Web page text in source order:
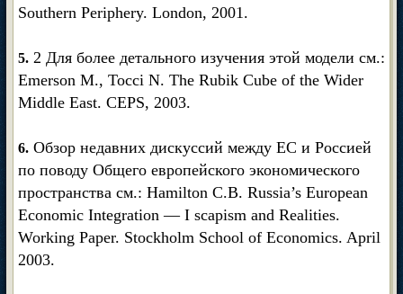
Southern Periphery. London, 2001.
5. 2 Для более детального изучения этой модели см.:
Emerson М., Tocci N. The Rubik Cube of the Wider
Middle East. CEPS, 2003.
6. Обзор недавних дискуссий между ЕС и Россией
по поводу Общего европейского экономического
пространства см.: Hamilton С.В. Russia’s European
Economic Integration — I scapism and Realities.
Working Paper. Stockholm School of Economics. April
2003.